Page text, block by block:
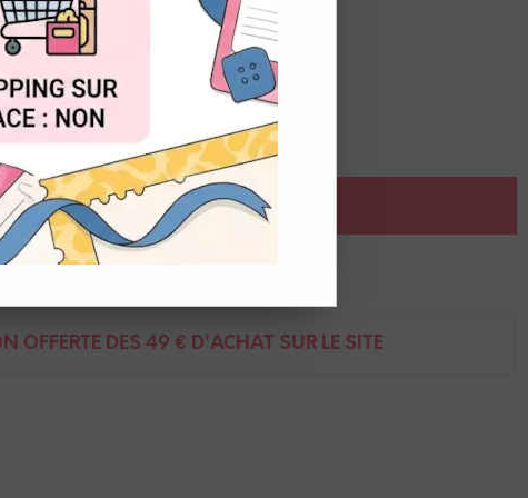
à poser à l'aide d'une pince.
AJOUTER AU PANIER
OFFERTE DÈS 49 € D'ACHAT SUR LE SITE
TOUT